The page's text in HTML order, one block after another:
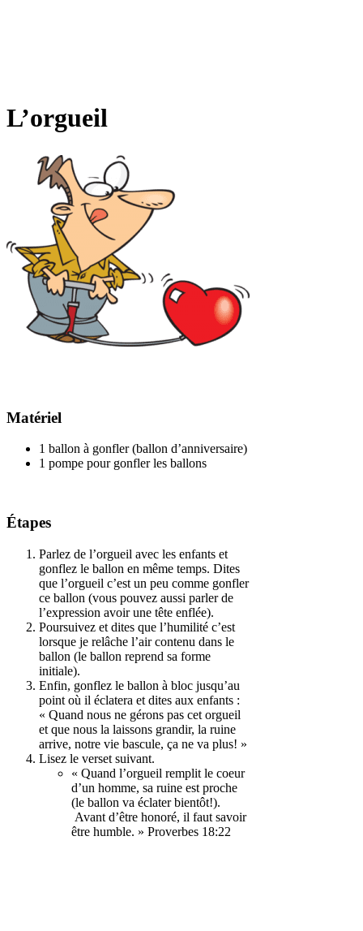
L’orgueil
Matériel
1 ballon à gonfler (ballon d’anniversaire)
1 pompe pour gonfler les ballons
Étapes
Parlez de l’orgueil avec les enfants et
gonflez le ballon en même temps. Dites
que l’orgueil c’est un peu comme gonfler
ce ballon (vous pouvez aussi parler de
l’expression avoir une tête enflée).
Poursuivez et dites que l’humilité c’est
lorsque je relâche l’air contenu dans le
ballon (le ballon reprend sa forme
initiale).
Enfin, gonflez le ballon à bloc jusqu’au
point où il éclatera et dites aux enfants :
« Quand nous ne gérons pas cet orgueil
et que nous la laissons grandir, la ruine
arrive, notre vie bascule, ça ne va plus! »
Lisez le verset suivant.
« Quand l’orgueil remplit le coeur
d’un homme, sa ruine est proche
(le ballon va éclater bientôt!).
Avant d’être honoré, il faut savoir
être humble. » Proverbes 18:22